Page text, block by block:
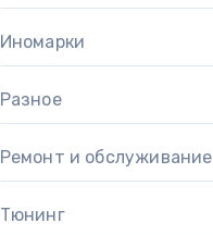
Иномарки
Разное
Ремонт и обслуживание
Тюнинг